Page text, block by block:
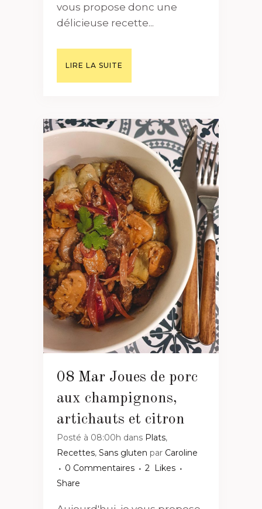
vous propose donc une
délicieuse recette...
LIRE LA SUITE
08 Mar Joues de porc
aux champignons,
artichauts et citron
Posté à 08:00h dans Plats,
Recettes, Sans gluten par Caroline
0 Commentaires
2 Likes
Share